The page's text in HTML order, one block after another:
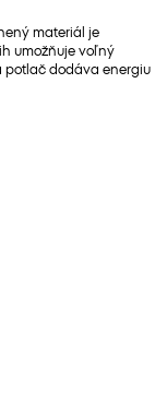
materiál je
umožňuje voľný
potlač dodáva energiu